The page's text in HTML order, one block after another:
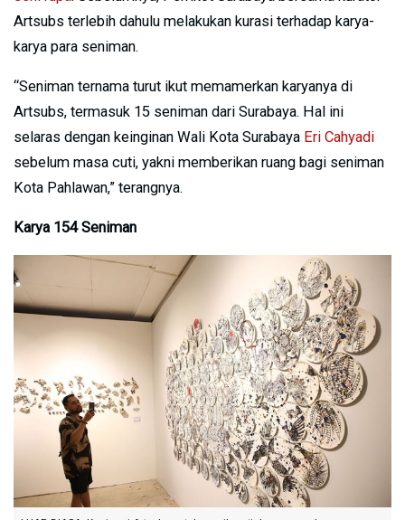
Artsubs terlebih dahulu melakukan kurasi terhadap karya-
karya para seniman.
“Seniman ternama turut ikut memamerkan karyanya di
Artsubs, termasuk 15 seniman dari Surabaya. Hal ini
selaras dengan keinginan Wali Kota Surabaya Eri Cahyadi
sebelum masa cuti, yakni memberikan ruang bagi seniman
Kota Pahlawan,” terangnya.
Karya 154 Seniman